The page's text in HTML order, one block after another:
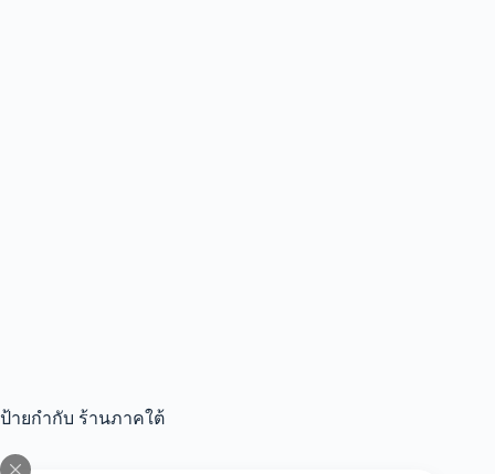
ป้ายกำกับ ร้านภาคใต้